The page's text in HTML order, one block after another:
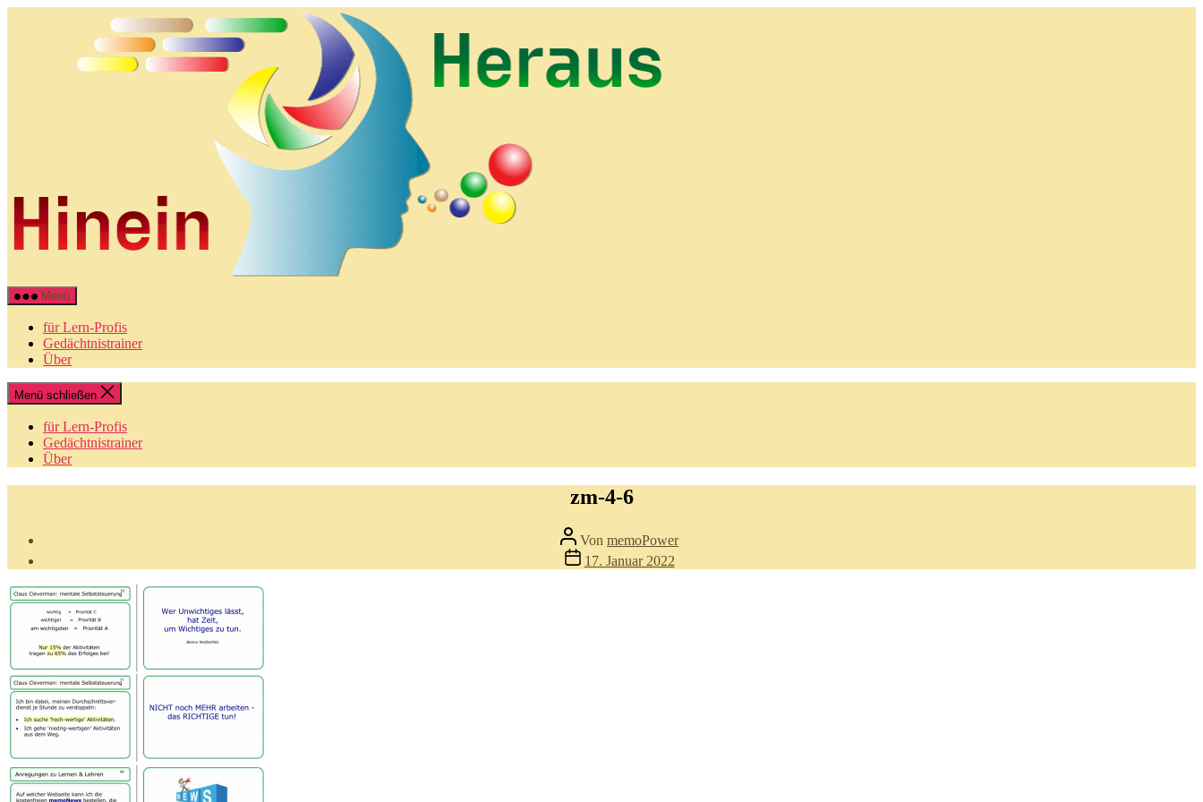
Menü
für Lern-Profis
Gedächtnistrainer
Über
Menü schließen
für Lern-Profis
Gedächtnistrainer
Über
zm-4-6
Beitragsautor
Von memoPower
Beitragsdatum
17. Januar 2022